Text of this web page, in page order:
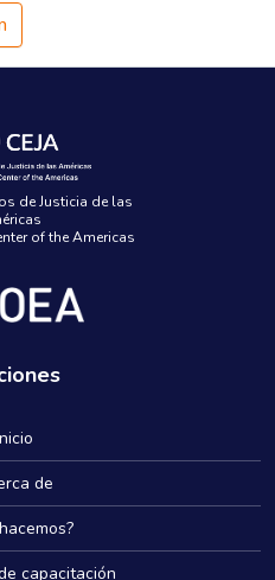
de Justicia de las
of the Americas
de
capacitación